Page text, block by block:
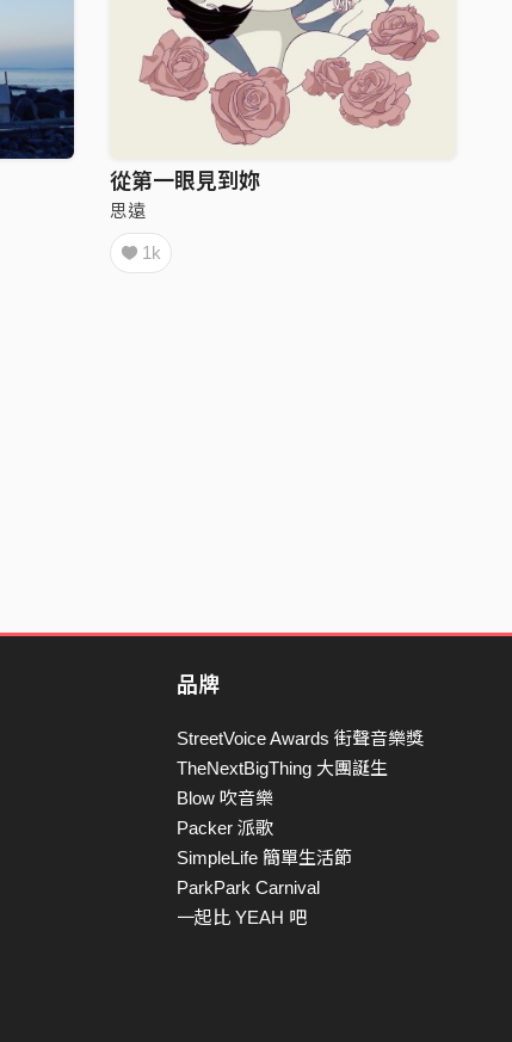
從第一眼見到妳
思遠
1k
品牌
StreetVoice Awards 街聲音樂獎
TheNextBigThing 大團誕生
Blow 吹音樂
Packer 派歌
SimpleLife 簡單生活節
ParkPark Carnival
一起比 YEAH 吧